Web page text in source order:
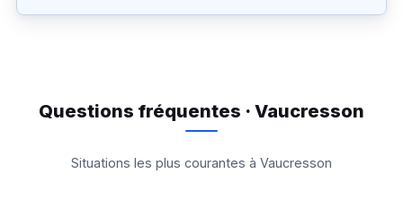
Questions fréquentes · Vaucresson
Situations les plus courantes à Vaucresson